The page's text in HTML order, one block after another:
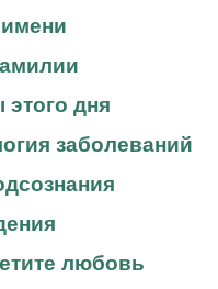
дня
заболеваний
любовь